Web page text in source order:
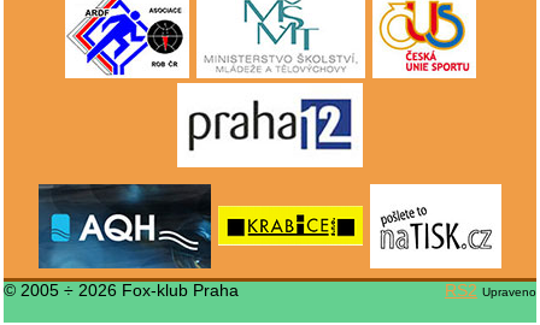
© 2005 ÷ 2026 Fox-klub Praha RS2 Upraveno